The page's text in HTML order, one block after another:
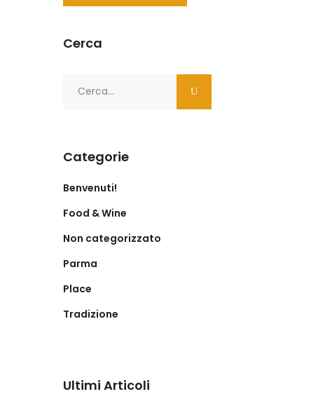
Cerca
Categorie
Benvenuti!
Food & Wine
Non categorizzato
Parma
Place
Tradizione
Ultimi Articoli